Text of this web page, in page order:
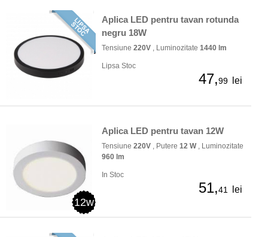
Aplica LED pentru tavan rotunda
negru 18W
Tensiune 220V , Luminozitate 1440 lm
Lipsa Stoc
47,99 lei
12w
Aplica LED pentru tavan 12W
Tensiune 220V , Putere 12 W, Luminozitate
960 lm
In Stoc
51,41 lei